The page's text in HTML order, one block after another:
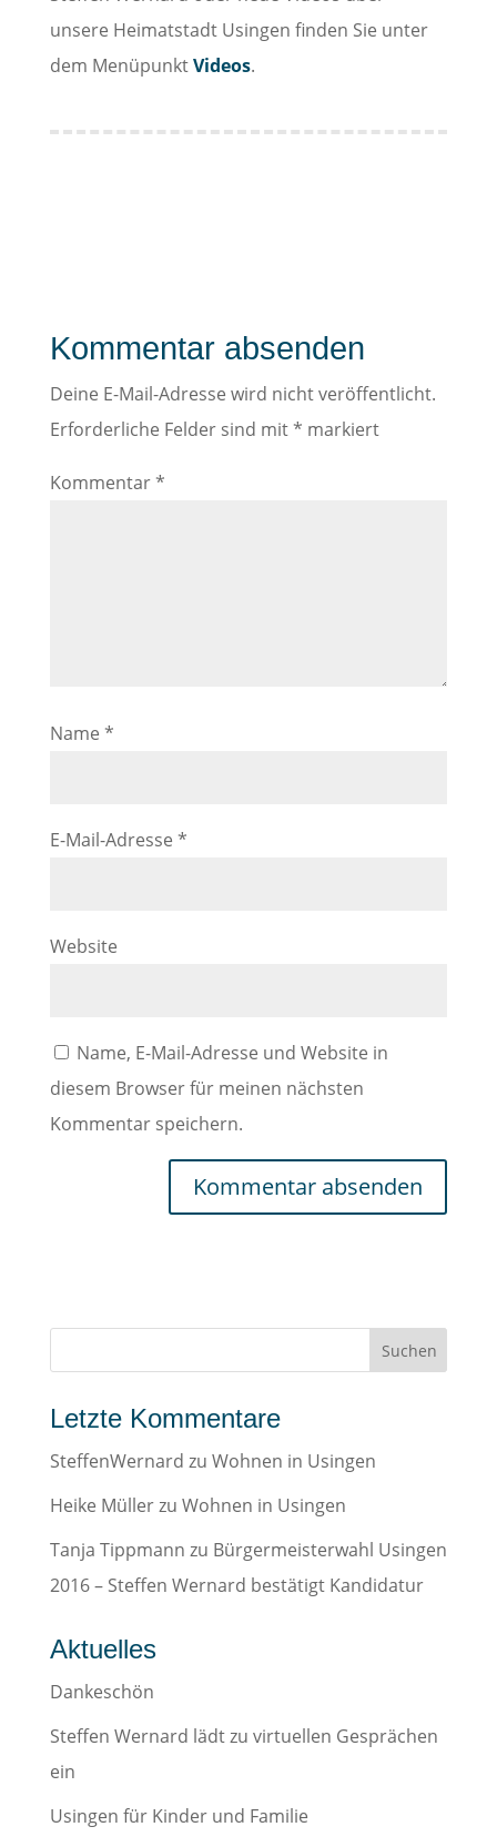
unsere Heimatstadt Usingen finden Sie unter
dem MenüpunktVideos.
Kommentar absenden
Deine E-Mail-Adresse wird nicht veröffentlicht.
Erforderliche Felder sind mit* markiert
Kommentar*
Name *
E-Mail-Adresse *
Website
Name, E-Mail-Adresse und Website in
diesem Browser für meinen nächsten
Kommentar speichern.
Letzte Kommentare
SteffenWernard zu Wohnen in Usingen
Heike Müllerzu Wohnen in Usingen
Tanja Tippmann zu Bürgermeisterwahl Usingen
2016 – Steffen Wernard bestätigt Kandidatur
Aktuelles
Dankeschön
Steffen Wernard lädt zu virtuellen Gesprächen
ein
Usingen für Kinder und Familie